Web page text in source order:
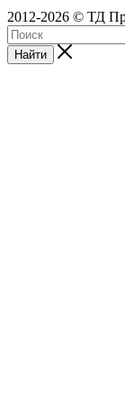
2012-2026 © ТД
Найти